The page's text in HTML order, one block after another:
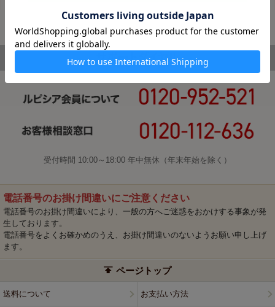
カスタマーハラスメントについて
受付時間 10:00～18:00 年中無休（年末年始を除く）
電話番号のお掛け間違いにご注意ください
電話番号のお掛け間違いにより、一般の方へご迷惑をおかけする事象が発
生しております。
電話番号をよくお確かめのうえ、お掛け間違いのないようお願い申し上げ
ます。
ページトップ
送料について お支払い方法